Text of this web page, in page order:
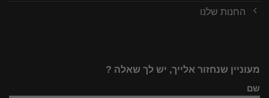
החנות שלנו
מעוניין שנחזור אלייך, יש לך שאלה ?
שם